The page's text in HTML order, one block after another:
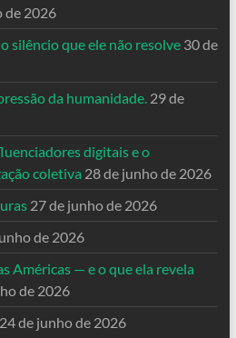
de 2026
silêncio que ele não resolve 30 de
da humanidade. 29 de
digitais e o
coletiva 28 de junho de 2026
27 de junho de 2026
de 2026
Américas — e o que ela revela
de 2026
24 de junho de 2026